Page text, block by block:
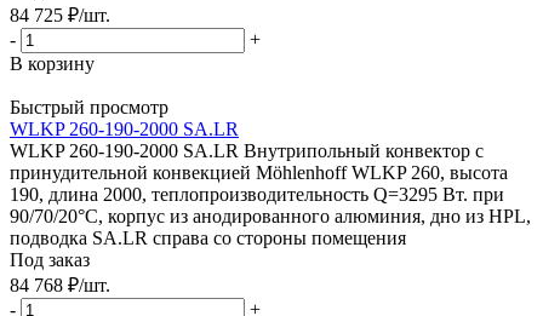
84 725 ₽/шт.
-
+
В корзину
Быстрый просмотр
WLKP 260-190-2000 SA.LR
WLKP 260-190-2000 SA.LR Внутрипольный конвектор с
принудительной конвекцией Möhlenhoff WLKP 260, высота
190, длина 2000, теплопроизводительность Q=3295 Вт. при
90/70/20°C, корпус из анодированного алюминия, дно из HPL,
подводка SA.LR справа со стороны помещения
Под заказ
84 768 ₽/шт.
-
+